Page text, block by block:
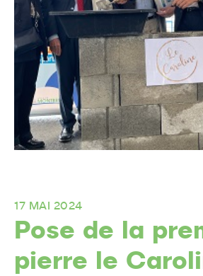
17 MAI 2024
Pose de la
pierre le